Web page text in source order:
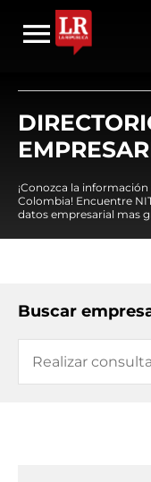
¡Conozca la
Colombia! Encuentre
datos empresarial mas
Buscar